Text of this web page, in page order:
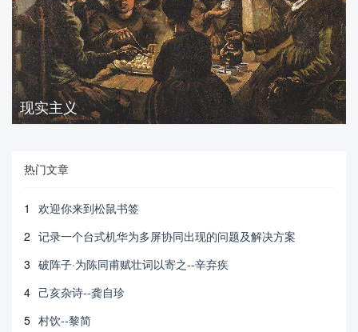
现实主义
热门文章
1
欢迎你来到松鼠书签
2 记录一个台式机华为多屏协同出现的问题及解决方案
3 破阵子·为陈同甫赋壮词以寄之--辛弃疾
4 己亥杂诗--龚自珍
5 村饮--黎简